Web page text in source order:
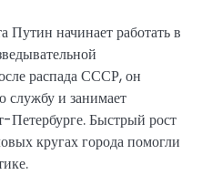
Путин начинает работать в
распада СССР, он
службу и занимает
Петербурге. Быстрый рост
кругах города помогли